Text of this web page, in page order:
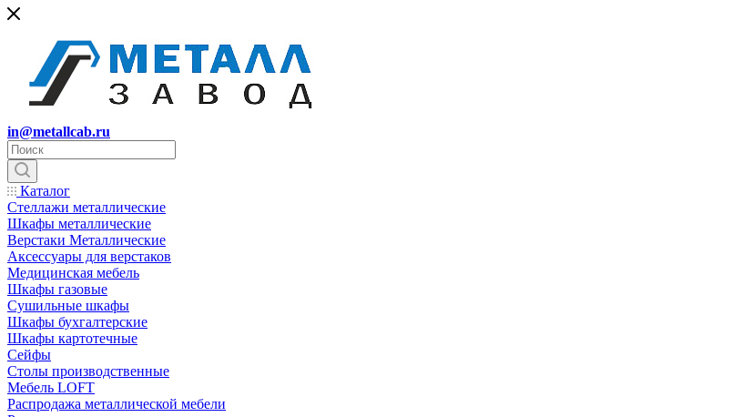
in@metallcab.ru
Каталог
Стеллажи металлические
Шкафы металлические
Верстаки Металлические
Аксессуары для верстаков
Медицинская мебель
Шкафы газовые
Сушильные шкафы
Шкафы бухгалтерские
Шкафы картотечные
Сейфы
Столы производственные
Мебель LOFT
Распродажа металлической мебели